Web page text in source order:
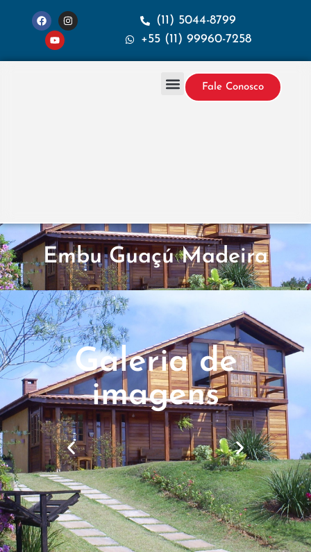
(11) 5044-8799
+55 (11) 99960-7258
Fale Conosco
Embu Guaçú Madeira
Galeria de
imagens